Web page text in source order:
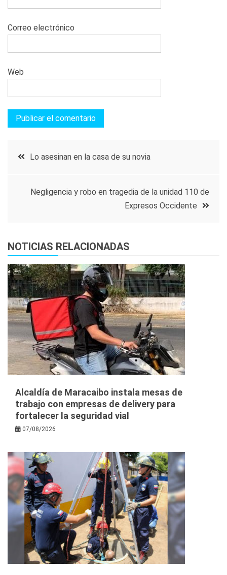
Correo electrónico
Web
Navegación
Lo asesinan en la casa de su novia
Negligencia y robo en tragedia de la unidad 110 de
Expresos Occidente
NOTICIAS RELACIONADAS
Alcaldía de Maracaibo instala mesas de
trabajo con empresas de delivery para
fortalecer la seguridad vial
07/08/2026